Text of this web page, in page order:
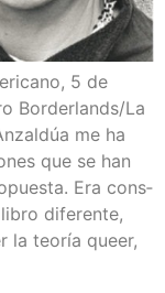
5 de
Borderlands/​La
me ha
que se han
Era cons­
dife­ren­te,
la teo­ría queer,